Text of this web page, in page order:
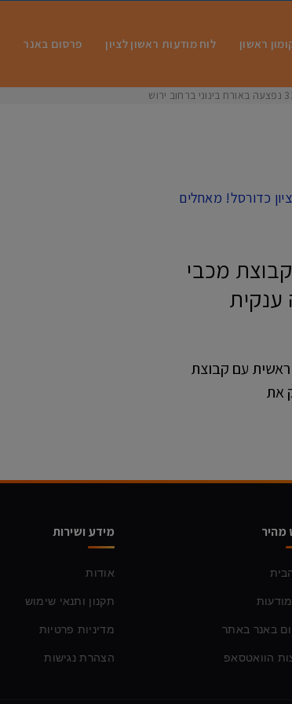
ראשון לוח מודעות ראשון לציון פרסום באנר
מכבי
ענקית
עם קבוצת
את
מהיר
באנר באתר
הוואטסאפ
מידע ושירות
אודות
תקנון ותנאי שימוש
מדיניות פרטיות
הצהרת נגישות